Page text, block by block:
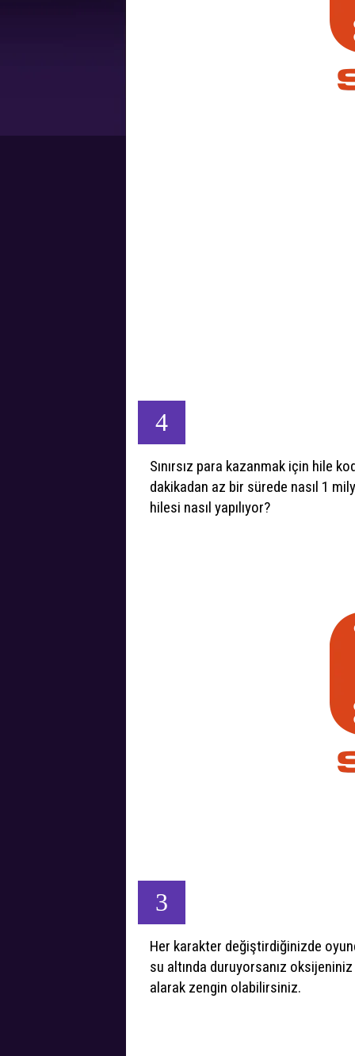
4
Sınırsız para kazanmak için hile
dakikadan az bir sürede nasıl 1
hilesi nasıl yapılıyor?
3
Her karakter değiştirdiğinizde
su altında duruyorsanız
alarak zengin olabilirsiniz.